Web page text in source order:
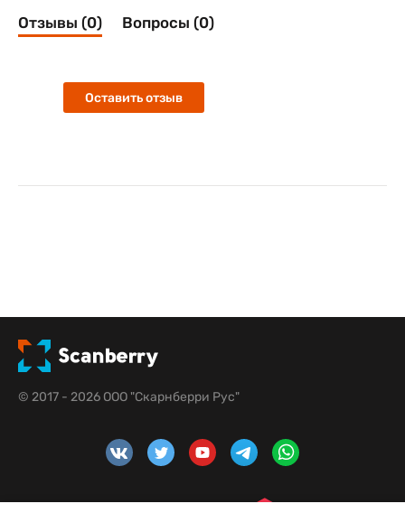
Отзывы (0) Вопросы (0)
Оставить отзыв
© 2017 - 2026 ООО "Скарнберри Рус"